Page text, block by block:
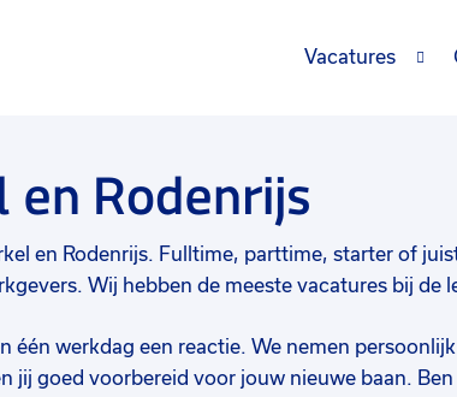
Vacatures
Rodenrijs
en Rodenrijs. Fulltime, parttime, starter of
Wij hebben de meeste vacatures bij
één werkdag een reactie. We nemen
jij goed voorbereid voor jouw nieuwe baan.